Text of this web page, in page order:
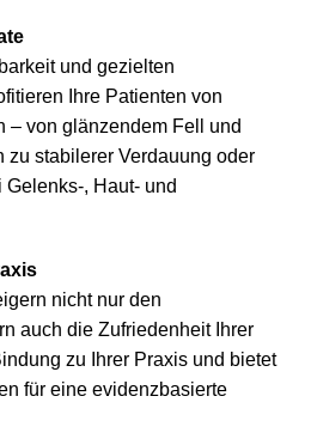
und gezielten
Ihre Patienten von
– von glänzendem Fell und
zu stabilerer Verdauung oder
, Haut- und
nicht nur den
auch die Zufriedenheit Ihrer
zu Ihrer Praxis und bietet
für eine evidenzbasierte